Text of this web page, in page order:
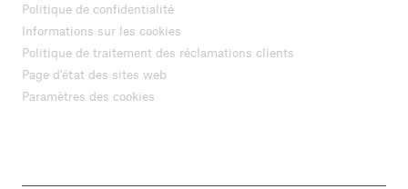
Politique de confidentialité
Informations sur les cookies
Politique de traitement des réclamations clients
Page d'état des sites web
Paramètres des cookies